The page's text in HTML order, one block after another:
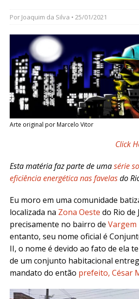
Por Joaquim da Silva • 25/01/2021
Arte original por Marcelo Vitor
Click
Esta matéria faz parte de umasérie
eficiência energética nas favelasdo
Eu moro em uma comunidade
localizada na Zona Oeste do Rio de
precisamente no bairro de Vargem
entanto, seu nome oficial é
II, o nome é devido ao fato de ela
de um conjunto habitacional
mandato do então prefeito, César